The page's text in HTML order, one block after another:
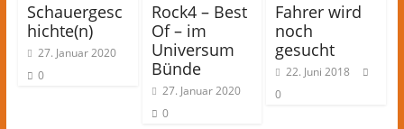
Schauergesc
hichte(n)
27. Januar 2020
0
Rock4 – Best
Of – im
Universum
Bünde
27. Januar 2020
0
Fahrer wird
noch
gesucht
22. Juni 2018
0